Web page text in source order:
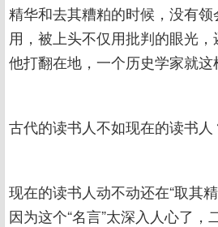
精华和去其糟粕的时候，没有
用，被上头不仅用批判的眼光
他打翻在地，一个历史学家就这
古代的读书人不如现在的读书人
现在的读书人动不动还在“取其
因为这个“名言”太深入人心了